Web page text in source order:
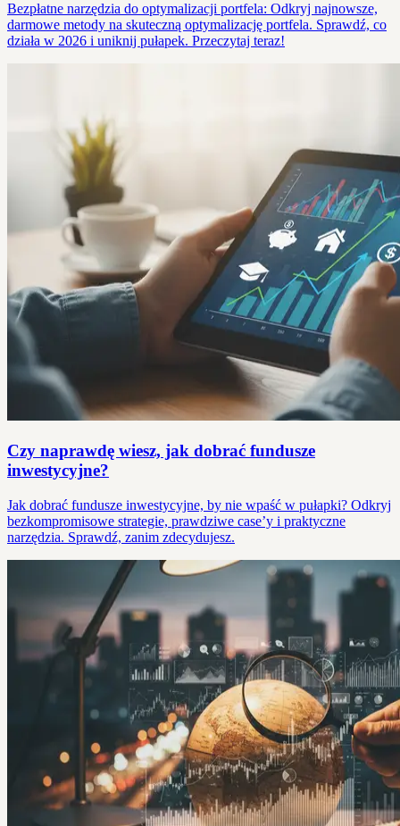
Bezpłatne narzędzia do optymalizacji portfela: Odkryj najnowsze,
darmowe metody na skuteczną optymalizację portfela. Sprawdź, co
działa w 2026 i uniknij pułapek. Przeczytaj teraz!
Czy naprawdę wiesz, jak dobrać fundusze
inwestycyjne?
Jak dobrać fundusze inwestycyjne, by nie wpaść w pułapki? Odkryj
bezkompromisowe strategie, prawdziwe case’y i praktyczne
narzędzia. Sprawdź, zanim zdecydujesz.